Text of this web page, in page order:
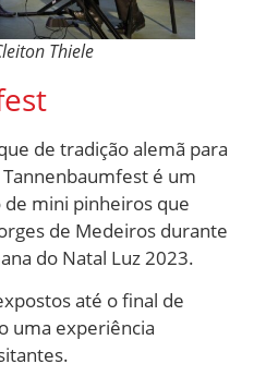
Thiele
de tradição alemã para
é um
mini pinheiros que
de Medeiros durante
do Natal Luz 2023.
até o final de
uma experiência